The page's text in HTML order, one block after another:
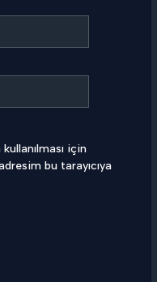
için
bu tarayıcıya